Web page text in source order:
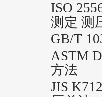
ISO
测定 测
GB/T
ASTM
方法
JIS